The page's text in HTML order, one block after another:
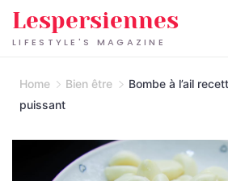
Skip
toLIFESTYLE'S MAGAZINE
Lespersiennes
Home Bien être
Bombe à l’ail
puissant